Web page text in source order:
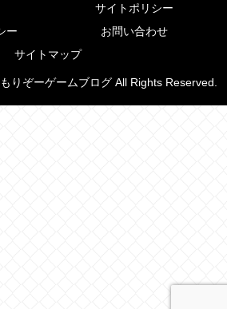
サイトポリシー
ー
お問い合わせ
サイトマップ
りぞーゲームブログ All Rights Reserved.